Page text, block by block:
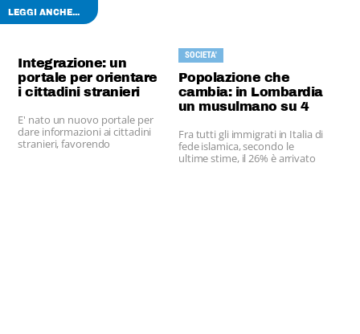
LEGGI ANCHE...
Integrazione: un
portale per orientare
i cittadini stranieri
E' nato un nuovo portale per
dare informazioni ai cittadini
stranieri, favorendo
SOCIETA'
Popolazione che
cambia: in Lombardia
un musulmano su 4
Fra tutti gli immigrati in Italia di
fede islamica, secondo le
ultime stime, il 26% è arrivato